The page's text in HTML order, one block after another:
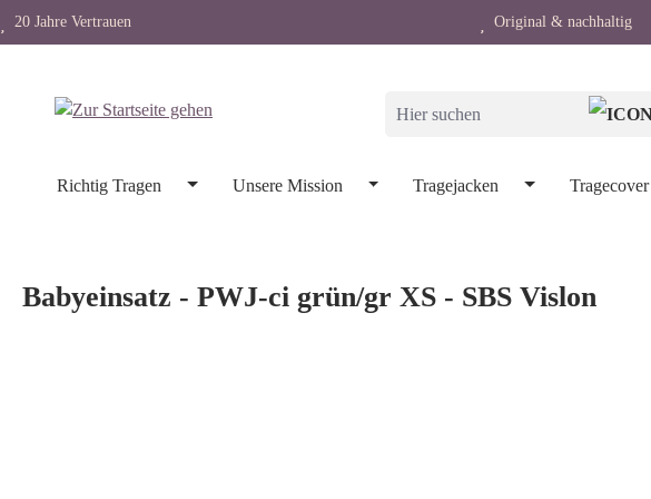
Zur Hauptnavigation springen
20 Jahre Vertrauen Original & nachhaltig
Richtig Tragen Unsere Mission Tragejacken Tragecover
Babyeinsatz - PWJ-ci grün/gr XS - SBS Vislon